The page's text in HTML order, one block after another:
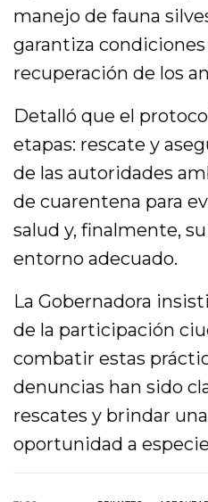
manejo de fauna
garantiza condiciones
recuperación de los
Detalló que el
etapas: rescate y
de las autoridades
de cuarentena para
salud y, finalmente,
entorno adecuado.
La Gobernadora
de la participación
combatir estas
denuncias han sido
rescates y brindar
oportunidad a